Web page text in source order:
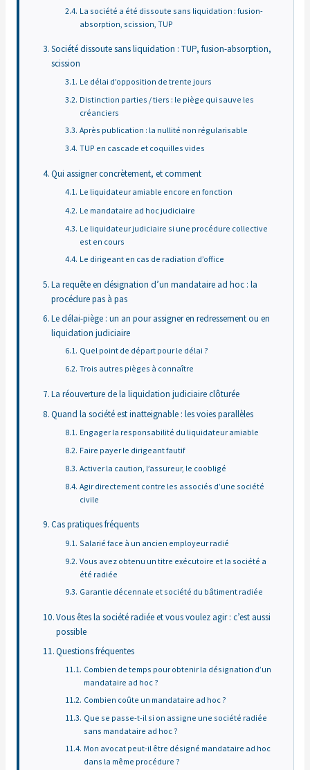
La société a été dissoute sans liquidation : fusion-
absorption, scission, TUP
Société dissoute sans liquidation : TUP, fusion-absorption,
scission
Le délai d’opposition de trente jours
Distinction parties / tiers : le piège qui sauve les
créanciers
Après publication : la nullité non régularisable
TUP en cascade et coquilles vides
Qui assigner concrètement, et comment
Le liquidateur amiable encore en fonction
Le mandataire ad hoc judiciaire
Le liquidateur judiciaire si une procédure collective
est en cours
Le dirigeant en cas de radiation d’office
La requête en désignation d’un mandataire ad hoc : la
procédure pas à pas
Le délai-piège : un an pour assigner en redressement ou en
liquidation judiciaire
Quel point de départ pour le délai ?
Trois autres pièges à connaître
La réouverture de la liquidation judiciaire clôturée
Quand la société est inatteignable : les voies parallèles
Engager la responsabilité du liquidateur amiable
Faire payer le dirigeant fautif
Activer la caution, l’assureur, le coobligé
Agir directement contre les associés d’une société
civile
Cas pratiques fréquents
Salarié face à un ancien employeur radié
Vous avez obtenu un titre exécutoire et la société a
été radiée
Garantie décennale et société du bâtiment radiée
Vous êtes la société radiée et vous voulez agir : c’est aussi
possible
Questions fréquentes
Combien de temps pour obtenir la désignation d’un
mandataire ad hoc ?
Combien coûte un mandataire ad hoc ?
Que se passe-t-il si on assigne une société radiée
sans mandataire ad hoc ?
Mon avocat peut-il être désigné mandataire ad hoc
dans la même procédure ?